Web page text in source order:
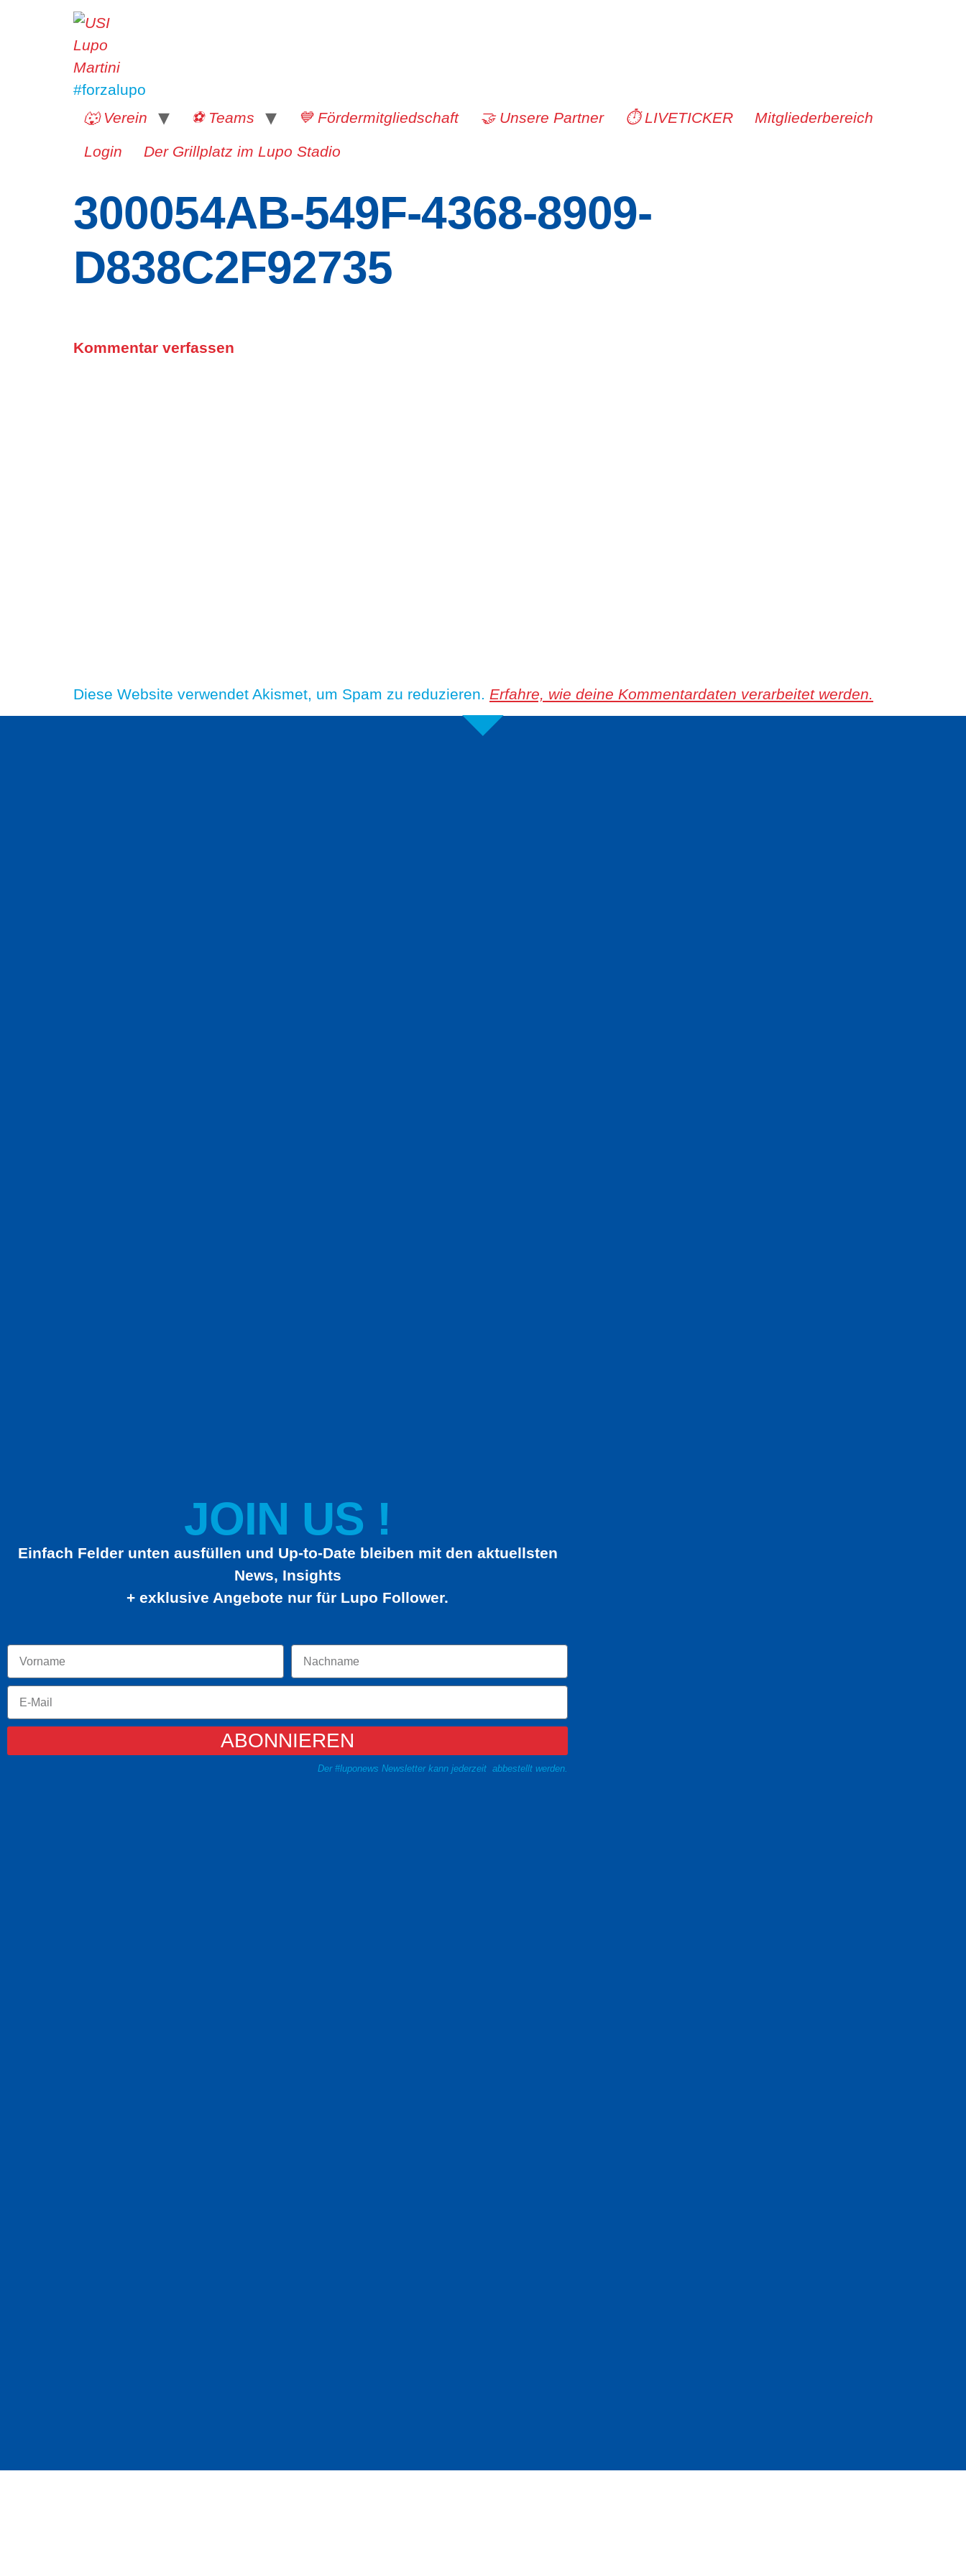
#forzalupo
🐺 Verein
⚽️ Teams 💙 Fördermitgliedschaft 🤝 Unsere Partner ⏱️ LIVETICKER Mitgliederbereich
Login Der Grillplatz im Lupo Stadio
300054AB-549F-4368-8909-
D838C2F92735
Kommentar verfassen
Diese Website verwendet Akismet, um Spam zu reduzieren. Erfahre, wie deine Kommentardaten verarbeitet werden.
JOIN US !
Einfach Felder unten ausfüllen und Up-to-Date bleiben mit den aktuellsten
News, Insights
+ exklusive Angebote nur für Lupo Follower.
ABONNIEREN
Der #luponews Newsletter kann jederzeit abbestellt werden.